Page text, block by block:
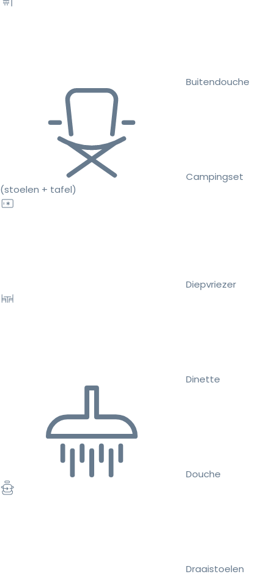
Buitendouche
Campingset
(stoelen + tafel)
Diepvriezer
Dinette
Douche
Draaistoelen